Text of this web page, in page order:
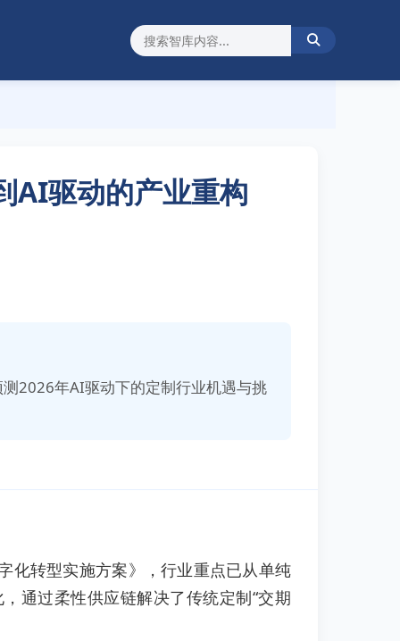
AI驱动的产业重构
2026年AI驱动下的定制行业机遇与挑
化转型实施方案》，行业重点已从单纯
通过柔性供应链解决了传统定制“交期